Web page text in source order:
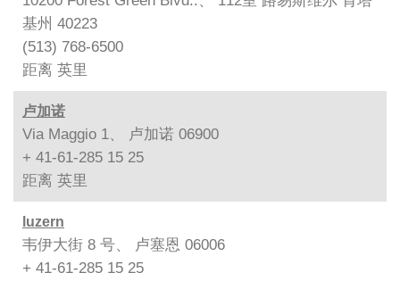
基州 40223
(513) 768-6500
距离 英里
卢加诺
Via Maggio 1、 卢加诺 06900
+ 41-61-285 15 25
距离 英里
luzern
韦伊大街 8 号、 卢塞恩 06006
+ 41-61-285 15 25